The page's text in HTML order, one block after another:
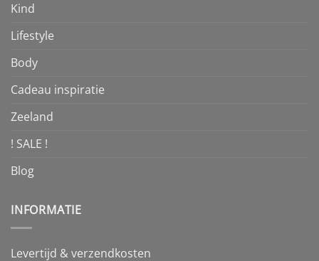
Kind
Lifestyle
Body
Cadeau inspiratie
Zeeland
! SALE !
Blog
INFORMATIE
Levertijd & verzendkosten